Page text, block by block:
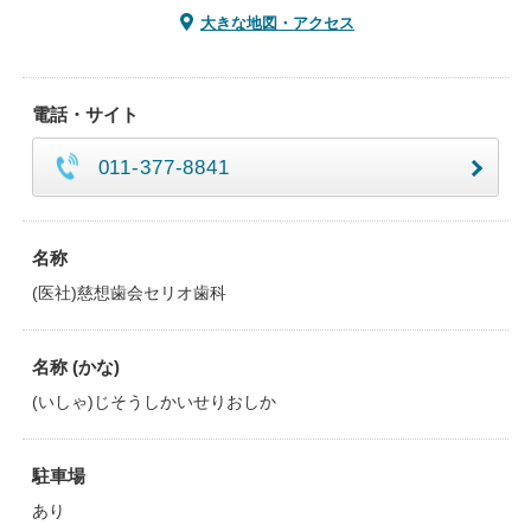
大きな地図・アクセス
電話・サイト
011-377-8841
名称
(医社)慈想歯会セリオ歯科
名称 (かな)
(いしゃ)じそうしかいせりおしか
駐車場
あり